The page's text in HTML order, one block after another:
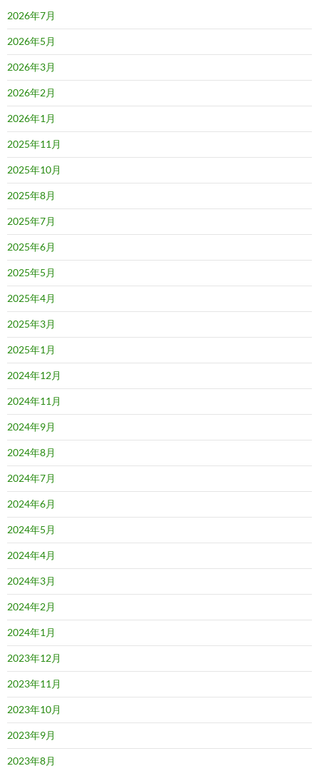
2026年7月
2026年5月
2026年3月
2026年2月
2026年1月
2025年11月
2025年10月
2025年8月
2025年7月
2025年6月
2025年5月
2025年4月
2025年3月
2025年1月
2024年12月
2024年11月
2024年9月
2024年8月
2024年7月
2024年6月
2024年5月
2024年4月
2024年3月
2024年2月
2024年1月
2023年12月
2023年11月
2023年10月
2023年9月
2023年8月